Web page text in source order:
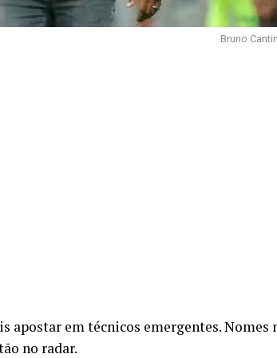
Bruno
apostar em técnicos emergentes. Nomes
no radar.